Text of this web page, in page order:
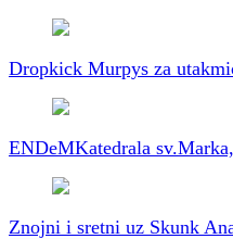
Dropkick Murpys za
ENDeMKatedrala
Znojni i sretni uz Skunk